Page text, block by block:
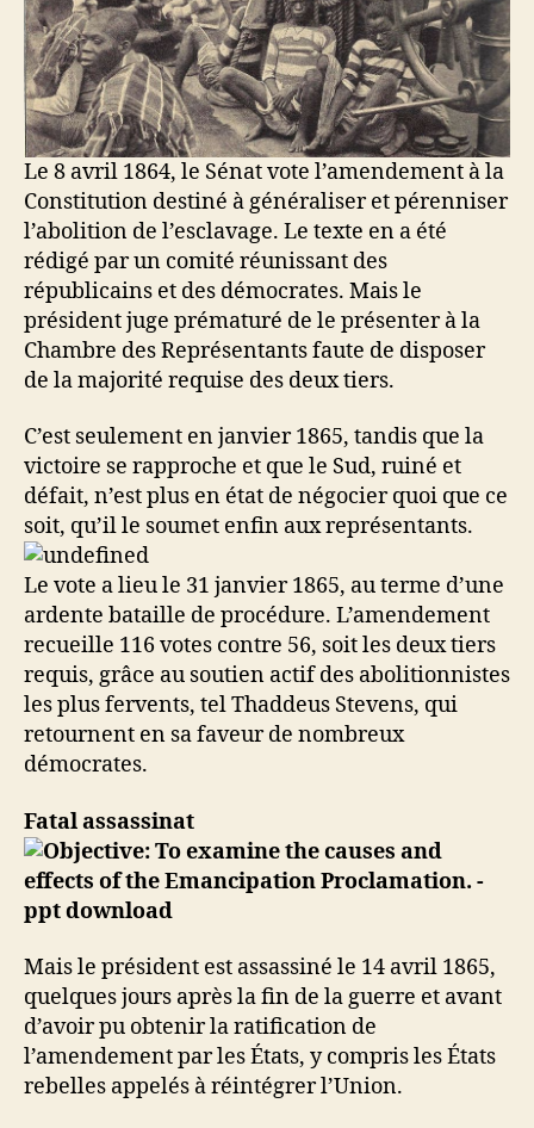
Le 8 avril 1864, le Sénat vote l’amendement à la
Constitution destiné à généraliser et pérenniser
l’abolition de l’esclavage. Le texte en a été
rédigé par un comité réunissant des
républicains et des démocrates. Mais le
président juge prématuré de le présenter à la
Chambre des Représentants faute de disposer
de la majorité requise des deux tiers.
C’est seulement en janvier 1865, tandis que la
victoire se rapproche et que le Sud, ruiné et
défait, n’est plus en état de négocier quoi que ce
soit, qu’il le soumet enfin aux représentants.
Le vote a lieu le 31 janvier 1865, au terme d’une
ardente bataille de procédure. L’amendement
recueille 116 votes contre 56, soit les deux tiers
requis, grâce au soutien actif des abolitionnistes
les plus fervents, tel Thaddeus Stevens, qui
retournent en sa faveur de nombreux
démocrates.
Fatal assassinat
Mais le président est assassiné le 14 avril 1865,
quelques jours après la fin de la guerre et avant
d’avoir pu obtenir la ratification de
l’amendement par les États, y compris les États
rebelles appelés à réintégrer l’Union.